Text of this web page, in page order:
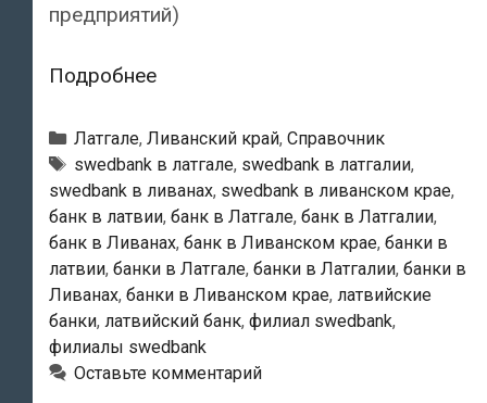
предприятий)
ПодробнееSwedbank
Ливанский
филиал
Рубрики
Латгале, Ливанский край, Справочник
Тэги
swedbank в латгале, swedbank в латгалии,
swedbank в ливанах, swedbank в ливанском крае,
банк в латвии, банк в Латгале, банк в Латгалии,
банк в Ливанах, банк в Ливанском крае, банки в
латвии, банки в Латгале, банки в Латгалии, банки в
Ливанах, банки в Ливанском крае, латвийские
банки, латвийский банк, филиал swedbank,
филиалы swedbank
Оставьте комментарий